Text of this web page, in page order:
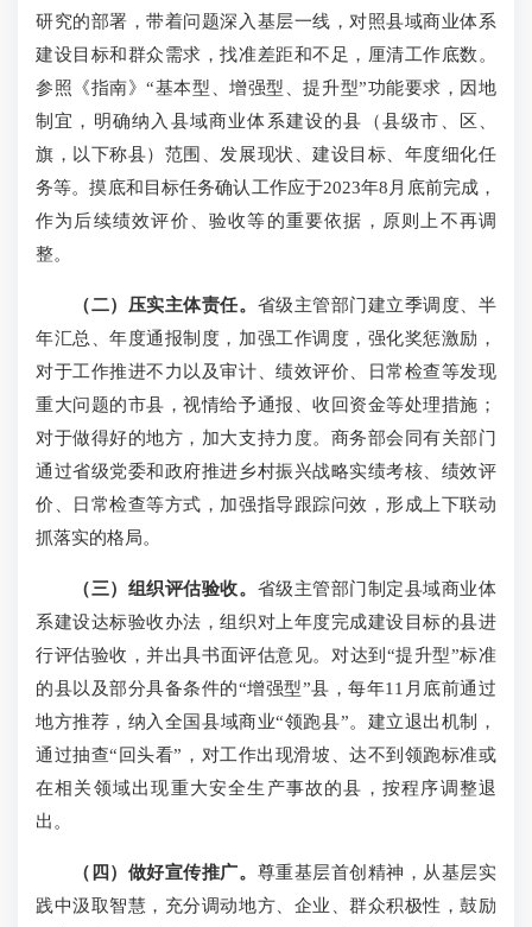
研究的部署，带着问题深入基层一线，对照县域商业体系
建设目标和群众需求，找准差距和不足，厘清工作底数。
参照《指南》“基本型、增强型、提升型”功能要求，因地
制宜，明确纳入县域商业体系建设的县（县级市、区、
旗，以下称县）范围、发展现状、建设目标、年度细化任
务等。摸底和目标任务确认工作应于2023年8月底前完成，
作为后续绩效评价、验收等的重要依据，原则上不再调
整。
（二）压实主体责任。 省级主管部门建立季调度、半
年汇总、年度通报制度，加强工作调度，强化奖惩激励，
对于工作推进不力以及审计、绩效评价、日常检查等发现
重大问题的市县，视情给予通报、收回资金等处理措施；
对于做得好的地方，加大支持力度。商务部会同有关部门
通过省级党委和政府推进乡村振兴战略实绩考核、绩效评
价、日常检查等方式，加强指导跟踪问效，形成上下联动
抓落实的格局。
（三）组织评估验收。 省级主管部门制定县域商业体
系建设达标验收办法，组织对上年度完成建设目标的县进
行评估验收，并出具书面评估意见。对达到“提升型”标准
的县以及部分具备条件的“增强型”县，每年11月底前通过
地方推荐，纳入全国县域商业“领跑县”。建立退出机制，
通过抽查“回头看”，对工作出现滑坡、达不到领跑标准或
在相关领域出现重大安全生产事故的县，按程序调整退
出。
（四）做好宣传推广。 尊重基层首创精神，从基层实
践中汲取智慧，充分调动地方、企业、群众积极性，鼓励